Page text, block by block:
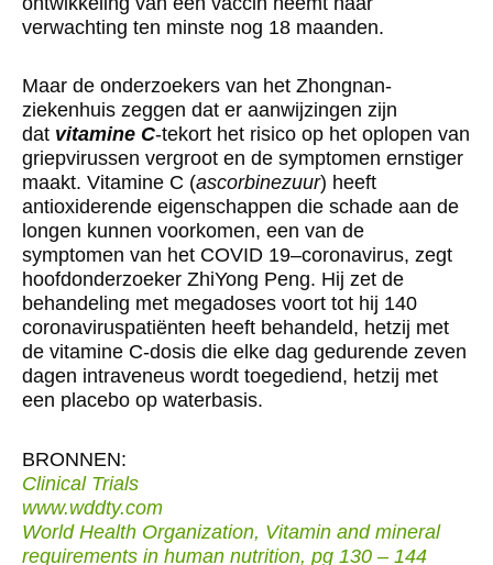
verwachting ten minste nog 18 maanden.
Maar de onderzoekers van het Zhongnan-
ziekenhuis zeggen dat er aanwijzingen zijn
dat vitamine C-tekort het risico op het oplopen van
griepvirussen vergroot en de symptomen ernstiger
maakt. Vitamine C (ascorbinezuur) heeft
antioxiderende eigenschappen die schade aan de
longen kunnen voorkomen, een van de
symptomen van het COVID 19–coronavirus, zegt
hoofdonderzoeker ZhiYong Peng. Hij zet de
behandeling met megadoses voort tot hij 140
coronaviruspatiënten heeft behandeld, hetzij met
de vitamine C-dosis die elke dag gedurende zeven
dagen intraveneus wordt toegediend, hetzij met
een placebo op waterbasis.
BRONNEN:
Clinical Trials
www.wddty.com
World Health Organization, Vitamin and mineral
requirements in human nutrition, pg 130 – 144